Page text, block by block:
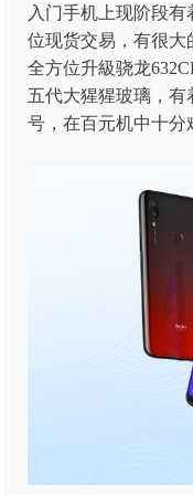
入门手机上现阶段
位现货交易，有很大
全方位升級骁龙
五代大猩猩玻璃，有
号，在百元机中十分